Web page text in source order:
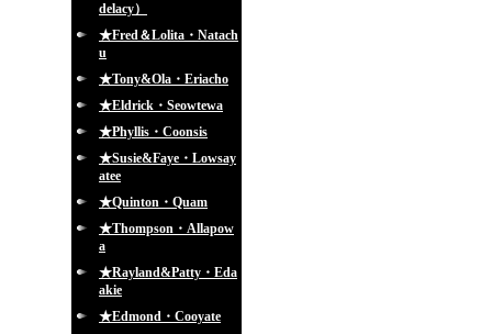
delacy）
★Fred＆Lolita・Natach
u
★Tony&Ola・Eriacho
★Eldrick・Seowtewa
★Phyllis・Coonsis
★Susie&Faye・Lowsay
atee
★Quinton・Quam
★Thompson・Allapow
a
★Rayland&Patty・Eda
akie
★Edmond・Cooyate